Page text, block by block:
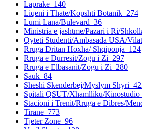
Laprake 140
Liqeni i Thate/Kopshti Botanik 274
Lumi Lana/Bulevard 36
Ministria e jashtme/Pazari i Ri/
Qyteti Studenti/Ambasada USA/
Rruga Dritan Hoxha/ Shqiponja 124
Rruga e Durresit/Zogu i Zi 297
Rruga e Elbasanit/Zogu i Zi 280
Sauk 84
Sheshi Skenderbej/Myslym Shyri
Spitali QSUT/Xhamlliku/Kinostudio
Stacioni i Trenit/Rruga e Dibres/
Tirane 773
Tjeter Zone 96